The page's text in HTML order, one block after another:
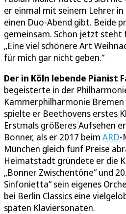
er einmal mit seinem Lehrer
einen Duo-Abend gibt. Beide
gemeinsam. Schon jetzt steht
„Eine viel schönere Art
für mich gar nicht geben.“
Der in Köln lebende Pianist
begeisterte in der
Kammerphilharmonie Bremen
spielte er Beethovens erstes
Erstmals größeres Aufsehen
Bonner, als er 2017 beim ARD-
München gleich fünf Preise
Heimatstadt gründete er die
„Bonner Zwischentöne“ und
Sinfonietta“ sein eigenes
bei Berlin Classics eine
späten Klaviersonaten.